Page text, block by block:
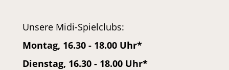
Unsere Midi-Spielclubs:
Montag, 16.30 - 18.00 Uhr*
Dienstag, 16.30 - 18.00 Uhr*